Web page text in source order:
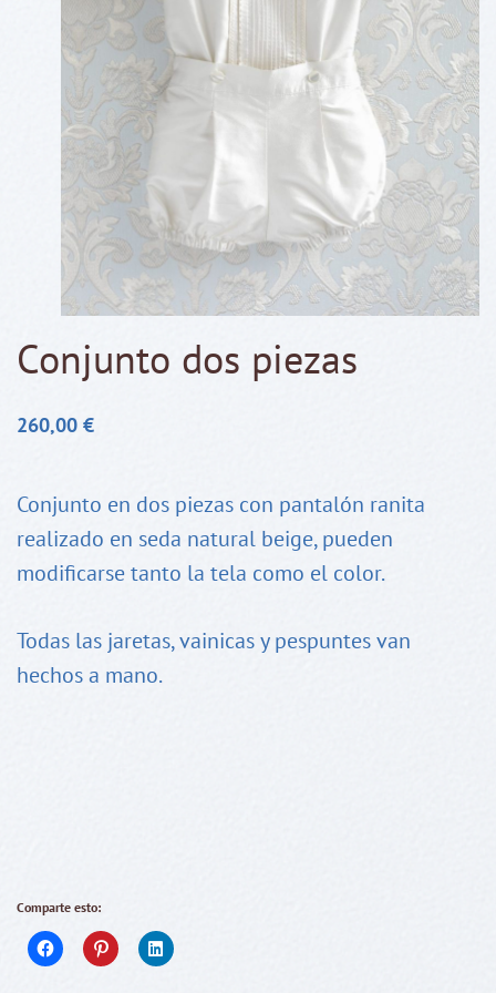
Conjunto dos piezas
260,00 €
Conjunto en dos piezas con pantalón ranita
realizado en seda natural beige, pueden
modificarse tanto la tela como el color.
Todas las jaretas, vainicas y pespuntes van
hechos a mano.
Comparte esto: